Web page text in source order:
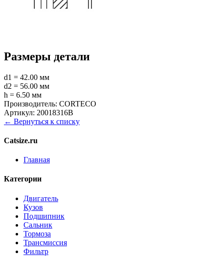
Размеры детали
d1 = 42.00 мм
d2 = 56.00 мм
h = 6.50 мм
Производитель: CORTECO
Артикул: 20018316B
← Вернуться к списку
Catsize.ru
Главная
Категории
Двигатель
Кузов
Подшипник
Сальник
Тормоза
Трансмиссия
Фильтр